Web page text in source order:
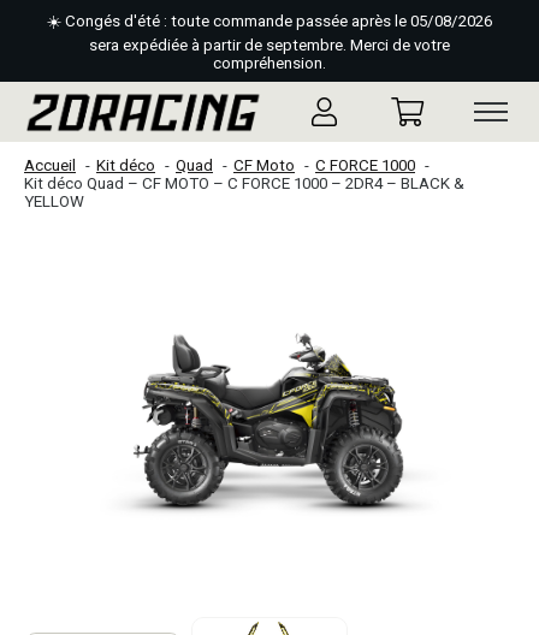
☀️ Congés d'été : toute commande passée après le 05/08/2026
sera expédiée à partir de septembre. Merci de votre
compréhension.
Accueil Kit déco Quad CF Moto
C FORCE 1000
Kit déco Quad – CF MOTO – C FORCE 1000 – 2DR4 – BLACK &
YELLOW